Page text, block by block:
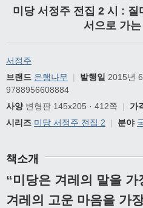
미당 서정주 전집 2 시 : 질
서으로 가
서정주
브랜드 은행나무 | 발행일 2015년
9788956608884
사양변형판 145x205 · 412쪽 | 가
시리즈 미당 서정주 전집 2 | 분야
책소개
“미당은 겨레의 말을
겨레의 고운 마음을 가